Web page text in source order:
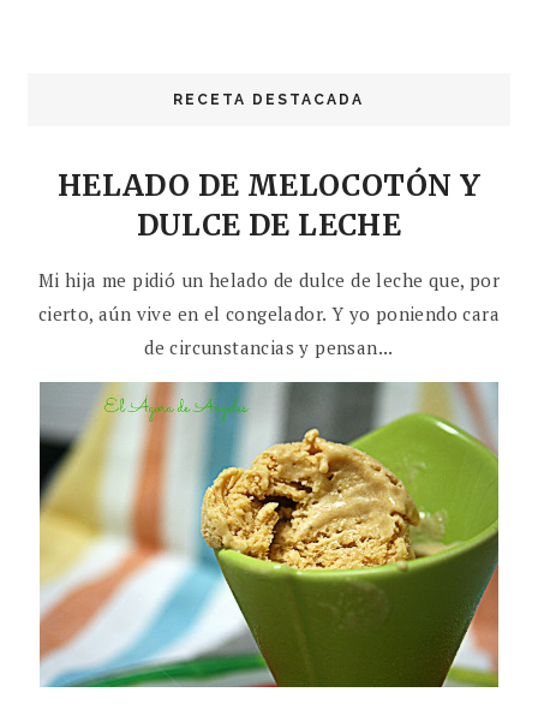
RECETA DESTACADA
HELADO DE MELOCOTÓN Y
DULCE DE LECHE
Mi hija me pidió un helado de dulce de leche que, por
cierto, aún vive en el congelador. Y yo poniendo cara
de circunstancias y pensan...